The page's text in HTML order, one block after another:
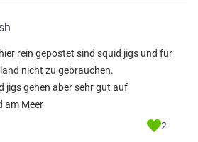
rein gepostet sind squid jigs und für
nicht zu gebrauchen.
jigs gehen aber sehr gut auf
am Meer
2